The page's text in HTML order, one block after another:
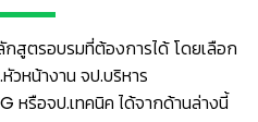
กสูตรอบรมที่ต้องการได้ โดยเลือก
วหน้างาน จป.บริหาร
หรือจป.เทคนิค ได้จากด้านล่างนี้